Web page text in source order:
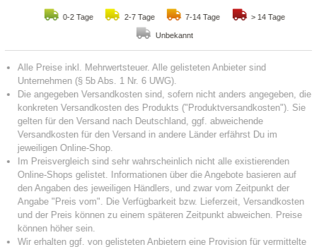
0-2 Tage 2-7 Tage 7-14 Tage > 14 Tage
Unbekannt